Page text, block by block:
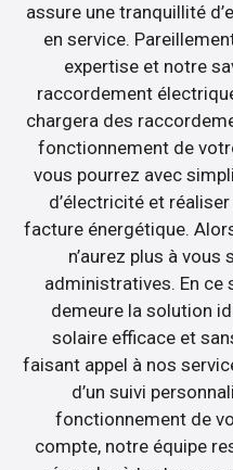
assure une tranquillité
en service.
expertise et notre
raccordement
chargera des
fonctionnement de
vous pourrez avec
d’électricité et
facture énergétique.
n’aurez plus à
administratives. En ce
demeure la solution
solaire efficace et
faisant appel à nos
d’un suivi
fonctionnement de
compte, notre équipe